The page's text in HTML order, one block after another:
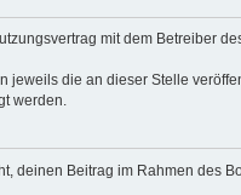
mit dem Betreiber
jeweils die an dieser Stelle
werden.
deinen Beitrag im Rahmen des